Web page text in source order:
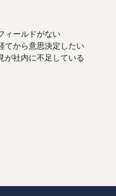
ィールドがない
てから意思決定したい
が社内に不足している